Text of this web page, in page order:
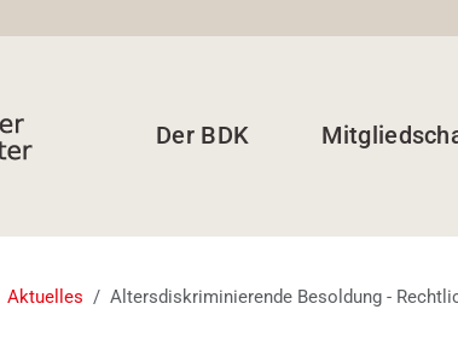
Der BDK
Aktuelles Altersdiskriminierende Besoldung -